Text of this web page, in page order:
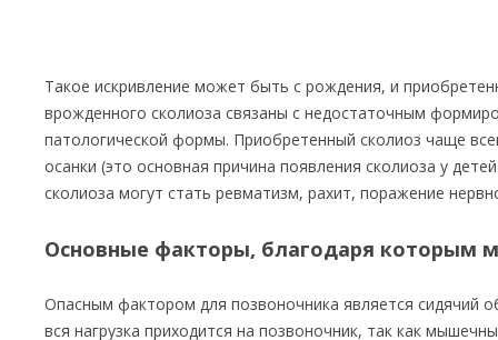
Такое искривление может быть с рождения, и
врожденного сколиоза связаны с недостаточным
патологической формы. Приобретенный сколиоз чаще
осанки (это основная причина появления сколиоза у
сколиоза могут стать ревматизм, рахит, поражение
Основные факторы, благодаря которым
Опасным фактором для позвоночника является сидячий
вся нагрузка приходится на позвоночник, так как